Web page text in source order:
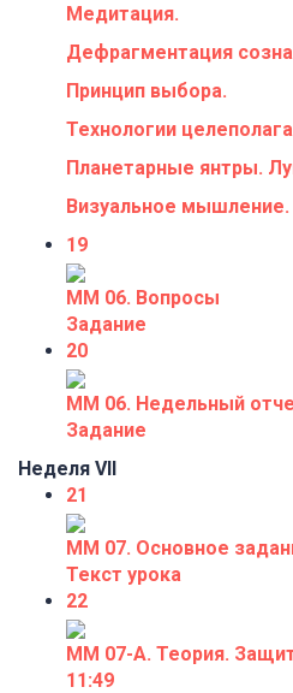
Медитация.
Дефрагментация
Принцип выбора.
Технологии
Планетарные янтры.
Визуальное мышление.
19
ММ 06. Вопросы
Задание
20
ММ 06. Недельный
Задание
Неделя VII
21
ММ 07. Основное
Текст урока
22
ММ 07-А. Теория.
11:49